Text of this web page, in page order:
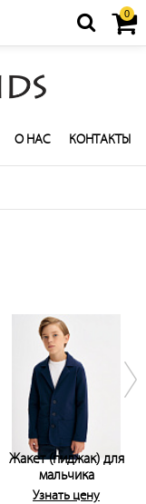
0
О НАС КОНТАКТЫ
Жакет (пиджак) для
мальчика
Узнать цену